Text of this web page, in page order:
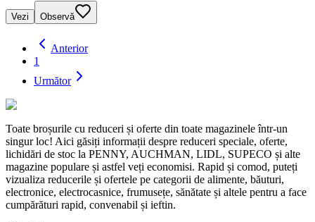
Vezi Observă
Anterior
1
Următor
Toate broșurile cu reduceri și oferte din toate magazinele într-un
singur loc! Aici găsiți informații despre reduceri speciale, oferte,
lichidări de stoc la PENNY, AUCHMAN, LIDL, SUPECO și alte
magazine populare și astfel veți economisi. Rapid și comod, puteți
vizualiza reducerile și ofertele pe categorii de alimente, băuturi,
electronice, electrocasnice, frumusețe, sănătate și altele pentru a face
cumpărături rapid, convenabil și ieftin.